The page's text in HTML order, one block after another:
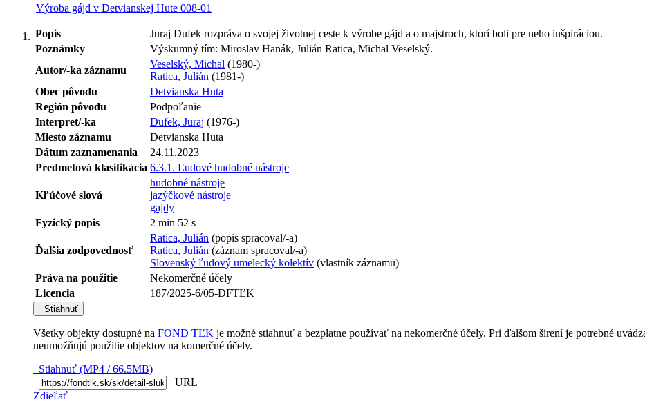
Výroba gájd v Detvianskej Hute 008-01
Popis
Juraj Dufek rozpráva o svojej životnej ceste k výrobe gájd a o majstroch, ktorí boli pre neho inšpiráciou.
Poznámky
Výskumný tím: Miroslav Hanák, Julián Ratica, Michal Veselský.
Autor/-ka záznamu
Veselský, Michal (1980-)
Ratica, Julián (1981-)
Obec pôvodu
Detvianska Huta
Región pôvodu
Podpoľanie
Interpret/-ka
Dufek, Juraj (1976-)
Miesto záznamu
Detvianska Huta
Dátum zaznamenania
24.11.2023
Predmetová klasifikácia 6.3.1. Ľudové hudobné nástroje
Kľúčové slová
hudobné nástroje
jazýčkové nástroje
gajdy
Fyzický popis
2 min 52 s
Ďalšia zodpovednosť
Ratica, Julián (popis spracoval/-a)
Ratica, Julián (záznam spracoval/-a)
Slovenský ľudový umelecký kolektív (vlastník záznamu)
Práva na použitie
Nekomerčné účely
Licencia
187/2025-6/05-DFTĽK
Stiahnuť
Všetky objekty dostupné na FOND TĽK je možné stiahnuť a bezplatne používať na nekomerčné účely. Pri ďalšom šírení je potrebné
neumožňujú použitie objektov na komerčné účely.
Stiahnuť (MP4 / 66.5MB)
URL
Zdieľať